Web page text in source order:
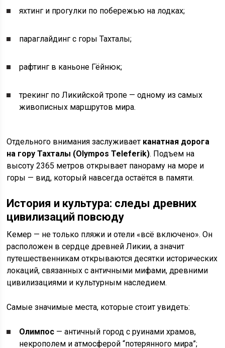
яхтинг и прогулки по побережью на лодках;
параглайдинг с горы Тахталы;
рафтинг в каньоне Гёйнюк;
трекинг по Ликийской тропе — одному из самых
живописных маршрутов мира.
Отдельного внимания заслуживает канатная дорога
на гору Тахталы (Olympos Teleferik). Подъем на
высоту 2365 метров открывает панораму на море и
горы — вид, который навсегда остаётся в памяти.
История и культура: следы древних
цивилизаций повсюду
Кемер — не только пляжи и отели «всё включено». Он
расположен в сердце древней Ликии, а значит
путешественникам открываются десятки исторических
локаций, связанных с античными мифами, древними
цивилизациями и культурным наследием.
Самые значимые места, которые стоит увидеть:
Олимпос — античный город с руинами храмов,
некрополем и атмосферой “потерянного мира”;